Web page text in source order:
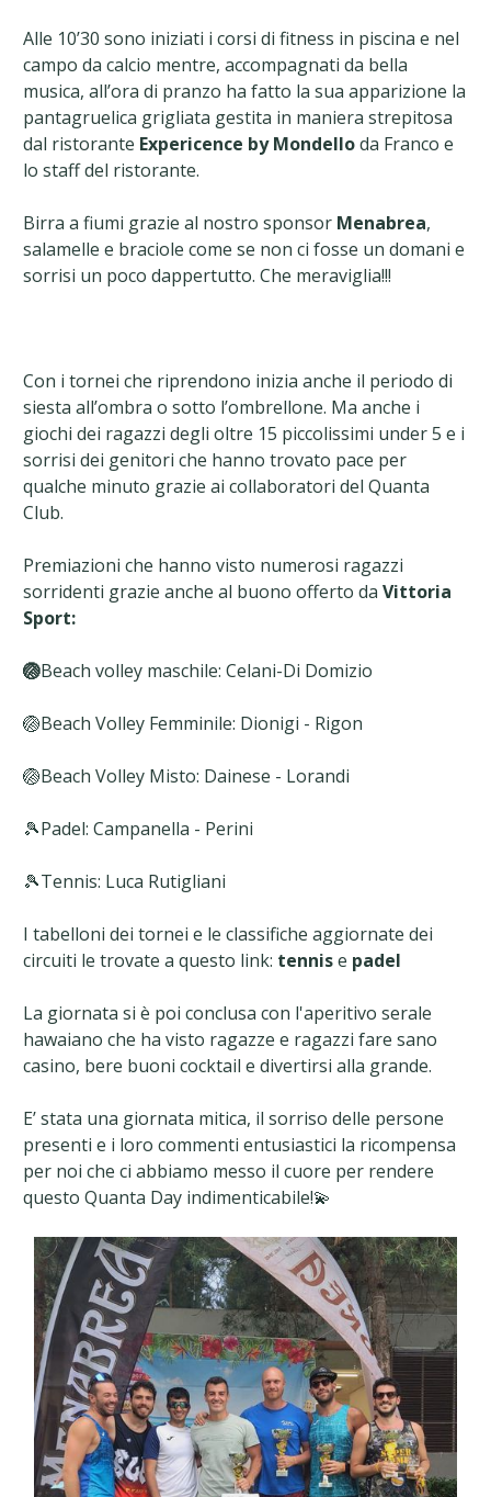
Alle 10’30 sono iniziati i corsi di fitness in piscina e nel
campo da calcio mentre, accompagnati da bella
musica, all’ora di pranzo ha fatto la sua apparizione la
pantagruelica grigliata gestita in maniera strepitosa
dal ristorante Expericence by Mondelloda Franco e
lo staff del ristorante.
Birra a fiumi grazie al nostro sponsor Menabrea,
salamelle e braciole come se non ci fosse un domani e
sorrisi un poco dappertutto. Che meraviglia!!!
Con i tornei che riprendono inizia anche il periodo di
siesta all’ombra o sotto l’ombrellone. Ma anche i
giochi dei ragazzi degli oltre 15 piccolissimi under 5 e i
sorrisi dei genitori che hanno trovato pace per
qualche minuto grazie ai collaboratori del Quanta
Club.
Premiazioni che hanno visto numerosi ragazzi
sorridenti grazie anche al buono offerto da Vittoria
Sport:
🏐Beach volley maschile: Celani-Di Domizio
🏐Beach Volley Femminile: Dionigi - Rigon
🏐Beach Volley Misto: Dainese - Lorandi
🎾Padel: Campanella - Perini
🎾Tennis: Luca Rutigliani
I tabelloni dei tornei e le classifiche aggiornate dei
circuiti le trovate a questo link: tennise padel
La giornata si è poi conclusa con l'aperitivo serale
hawaiano che ha visto ragazze e ragazzi fare sano
casino, bere buoni cocktail e divertirsi alla grande.
E’ stata una giornata mitica, il sorriso delle persone
presenti e i loro commenti entusiastici la ricompensa
per noi che ci abbiamo messo il cuore per rendere
questo Quanta Day indimenticabile!💫